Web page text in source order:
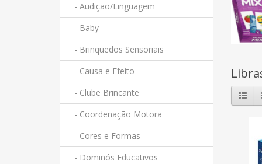
- Audição/Linguagem
- Baby
- Brinquedos Sensoriais
- Causa e Efeito
- Clube Brincante
- Coordenação Motora
- Cores e Formas
- Dominós Educativos